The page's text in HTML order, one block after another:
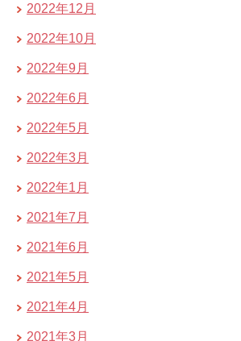
2022年12月
2022年10月
2022年9月
2022年6月
2022年5月
2022年3月
2022年1月
2021年7月
2021年6月
2021年5月
2021年4月
2021年3月